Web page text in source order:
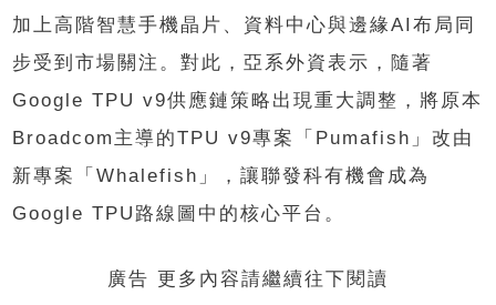
加上高階智慧手機晶片、資料中心與邊緣AI布局同
步受到市場關注。對此，亞系外資表示，隨著
Google TPU v9供應鏈策略出現重大調整，將原本
Broadcom主導的TPU v9專案「Pumafish」改由
新專案「Whalefish」，讓聯發科有機會成為
Google TPU路線圖中的核心平台。
廣告 更多內容請繼續往下閱讀